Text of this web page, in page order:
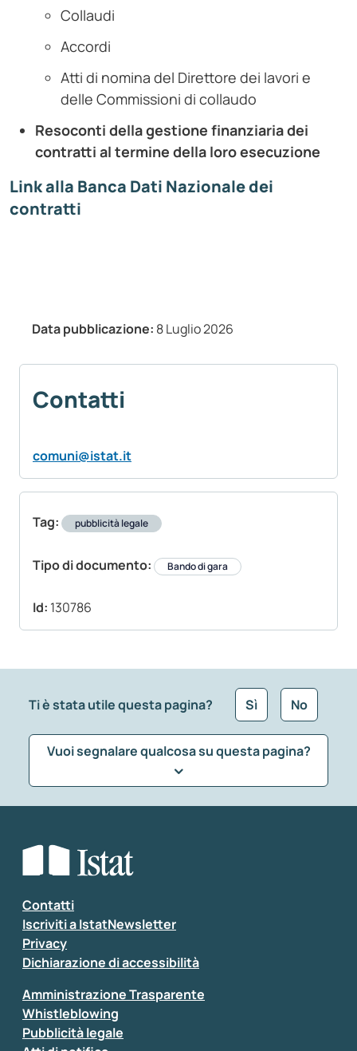
Data pubblicazione: 8 Luglio 2026
Contatti
comuni@istat.it
Tag: pubblicità legale
Tipo di documento: Bando di gara
Id: 130786
Collaudi
Accordi
Atti di nomina del Direttore dei lavori e
delle Commissioni di collaudo
Resoconti della gestione finanziaria dei
contratti al termine della loro esecuzione
Link alla Banca Dati Nazionale dei
contratti
Ti è stata utile questa pagina? Sì No
Vuoi segnalare qualcosa su questa pagina?
Seleziona la tipologia della segnalazione
Inserisci il tuo commento
Contatti
Iscriviti a IstatNewsletter
Privacy
Dichiarazione di accessibilità
Amministrazione Trasparente
Whistleblowing
Pubblicità legale